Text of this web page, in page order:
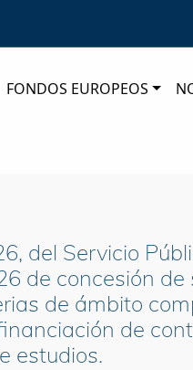
FONDOS EUROPEOS
del Servicio
de concesión
de ámbito
de
estudios.